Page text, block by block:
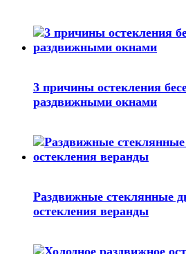
3 причины остекления
раздвижными окнами
Раздвижные стеклянные
остекления веранды